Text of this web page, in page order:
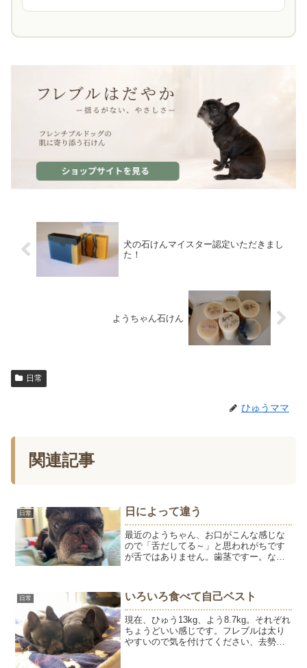
犬の石けんマイスター認定いただきまし
た！
ようちゃん石けん
日常
ひゅうママ
関連記事
日常 日によって違う
最近のようちゃん、お口がこんな感じな
ので「舌だしてる～」と思われがちです
が舌ではありません。歯茎ですー。なの
突き出しているというか、引っ張ってい
る感じ。うちでは「チョー...
日常 いろいろ食べて自己ベスト
現在、ひゅう13kg、よう8.7kg。それぞれ
ちょうどいい感じです。フレブルは太り
やすいので気を付けてください、去勢、